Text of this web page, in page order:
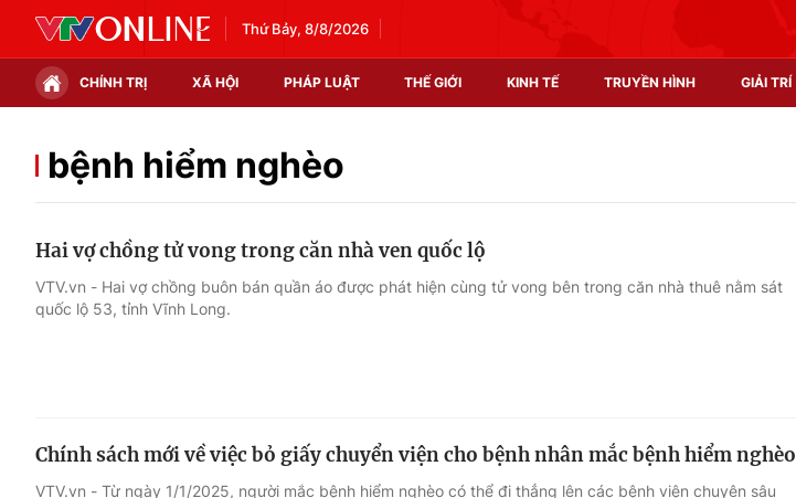
Thứ Bảy, 8/8/2026
CHÍNH TRỊ XÃ HỘI PHÁP LUẬT THẾ GIỚI KINH TẾ TRUYỀN HÌNH GIẢI TRÍ
Chính trị Xã hội
Thế giới đó đây
Giải sao mai
bệnh hiểm nghèo
Hai vợ chồng tử vong trong căn nhà ven quốc lộ
VTV.vn - Hai vợ chồng buôn bán quần áo được phát hiện cùng tử vong bên trong căn nhà thuê nằm sát
quốc lộ 53, tỉnh Vĩnh Long.
Chính sách mới về việc bỏ giấy chuyển viện cho bệnh nhân mắc bệnh hiểm nghèo
VTV.vn - Từ ngày 1/1/2025, người mắc bệnh hiểm nghèo có thể đi thẳng lên các bệnh viện chuyên sâu